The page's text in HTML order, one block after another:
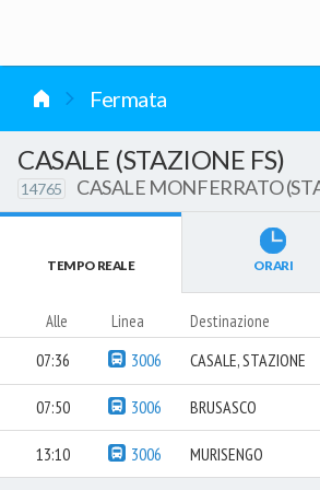
Fermata
CASALE (STAZIONE FS)
14765 CASALE MONFERRATO
TEMPO REALE ORARI
Alle Linea Destinazione
07:36 3006 CASALE, STAZIONE
07:50 3006 BRUSASCO
13:10 3006 MURISENGO